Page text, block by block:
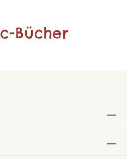
Bücher